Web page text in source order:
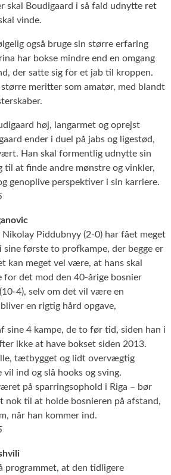
skal Boudigaard i så fald udnytte ret
vinde.
også bruge sin større erfaring
har bokse mindre end en omgang
der satte sig for et jab til kroppen.
meritter som amatør, med blandt
høj, langarmet og oprejst
ender i duel på jabs og ligestød,
Han skal formentlig udnytte sin
til at finde andre mønstre og vinkler,
genoplive perspektiver i sin karriere.
Piddubnyy (2-0) har fået meget
første to profkampe, der begge er
kan meget vel være, at hans skal
for det mod den 40-årige bosnier
4), selv om det vil være en
en rigtig hård opgave,
sine 4 kampe, de to før tid, siden han i
ikke at have bokset siden 2013.
tætbygget og lidt overvægtig
ind og slå hooks og sving.
på sparringsophold i Riga – bør
nok til at holde bosnieren på afstand,
når han kommer ind.
programmet, at den tidligere